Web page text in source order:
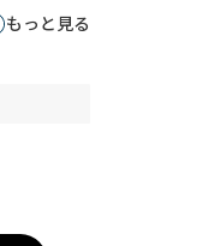
もっと見る